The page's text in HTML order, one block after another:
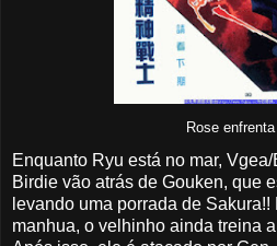
Rose
Enquanto Ryu está no mar,
Birdie vão atrás de Gouken, que
levando uma porrada de
manhua, o velhinho ainda treina